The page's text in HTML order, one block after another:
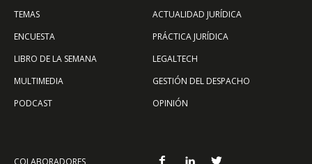
TEMAS
ENCUESTA
LIBRO DE LA SEMANA
MULTIMEDIA
PODCAST
ACTUALIDAD JURÍDICA
PRÁCTICA JURÍDICA
LEGALTECH
GESTIÓN DEL DESPACHO
OPINIÓN